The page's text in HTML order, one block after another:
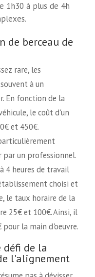
1h30 à plus de 4h
de berceau de
rare, les
à un
En fonction de la
le coût d'un
et 450€.
un professionnel.
4 heures de travail
choisi et
le taux horaire de la
25€ et 100€. Ainsi, il
la main d'oeuvre.
défi de la
l'alignement